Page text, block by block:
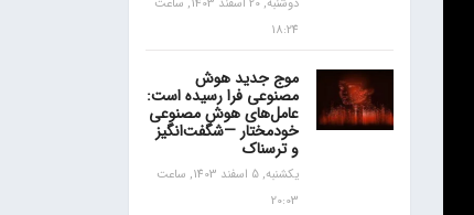
دوشنبه, 20 اسفند 1403, ساعت
18:24
موج جدید هوش
مصنوعی فرا رسیده است:
عامل‌های هوش مصنوعی
خودمختار —شگفت‌انگیز
و ترسناک
یکشنبه, 5 اسفند 1403, ساعت
20:03